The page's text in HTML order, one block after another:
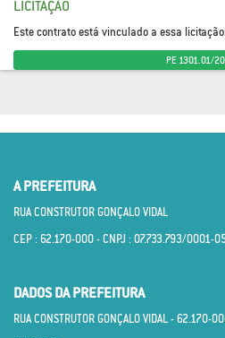
LICITAÇÃO
Este contrato está vinculado a essa
PE 1301.01/
A PREFEITURA
RUA CONSTRUTOR GONÇALO VIDAL
CEP : 62.170­-000 - CNPJ : 07.733.793/0001­-
DADOS DA PREFEITURA
RUA CONSTRUTOR GONÇALO VIDAL - 62.170­-